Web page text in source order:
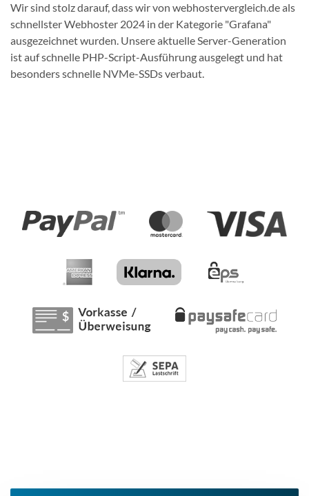
Wir sind stolz darauf, dass wir von webhostervergleich.de als
schnellster Webhoster 2024 in der Kategorie "Grafana"
ausgezeichnet wurden. Unsere aktuelle Server-Generation
ist auf schnelle PHP-Script-Ausführung ausgelegt und hat
besonders schnelle NVMe-SSDs verbaut.